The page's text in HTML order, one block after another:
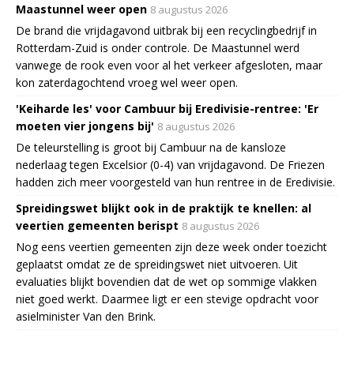
Maastunnel weer open 8 augustus 2026
De brand die vrijdagavond uitbrak bij een recyclingbedrijf in
Rotterdam-Zuid is onder controle. De Maastunnel werd
vanwege de rook even voor al het verkeer afgesloten, maar
kon zaterdagochtend vroeg wel weer open.
'Keiharde les' voor Cambuur bij Eredivisie-rentree: 'Er
moeten vier jongens bij' 8 augustus 2026
De teleurstelling is groot bij Cambuur na de kansloze
nederlaag tegen Excelsior (0-4) van vrijdagavond. De Friezen
hadden zich meer voorgesteld van hun rentree in de Eredivisie.
Spreidingswet blijkt ook in de praktijk te knellen: al
veertien gemeenten berispt 8 augustus 2026
Nog eens veertien gemeenten zijn deze week onder toezicht
geplaatst omdat ze de spreidingswet niet uitvoeren. Uit
evaluaties blijkt bovendien dat de wet op sommige vlakken
niet goed werkt. Daarmee ligt er een stevige opdracht voor
asielminister Van den Brink.